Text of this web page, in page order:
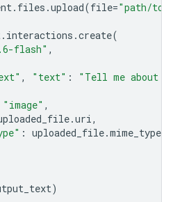
. files .upload(file="path/to/
. interactions .create(
flash" ,
, "text" :
"Tell me about
"image" ,
.uri,
: uploaded_file.mime_type
)